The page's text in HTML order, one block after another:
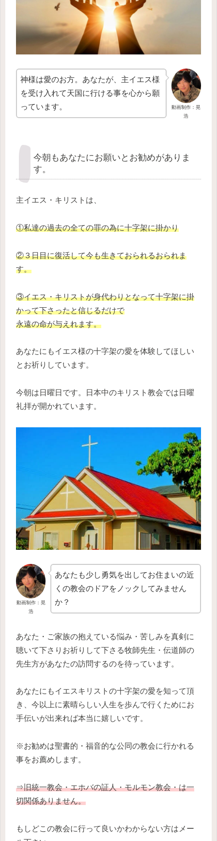
動画制作：晃
浩
神様は愛のお方。あなたが、主イエス様
を受け入れて天国に行ける事を心から願
っています。
今朝もあなたにお願いとお勧めがありま
す。
主イエス・キリストは、
①私達の過去の全ての罪の為に十字架に掛かり
②３日目に復活して今も生きておられるおられま
す。
③イエス・キリストが身代わりとなって十字架に掛
かって下さったと信じるだけで
永遠の命が与えれます。
あなたにもイエス様の十字架の愛を体験してほしい
とお祈りしています。
今朝は日曜日です。日本中のキリスト教会では日曜
礼拝が開かれています。
動画制作：晃
浩
あなたも少し勇気を出してお住まいの近
くの教会のドアをノックしてみません
か？
あなた・ご家族の抱えている悩み・苦しみを真剣に
聴いて下さりお祈りして下さる牧師先生・伝道師の
先生方があなたの訪問するのを待っています。
あなたにもイエスキリストの十字架の愛を知って頂
き、今以上に素晴らしい人生を歩んで行くためにお
手伝いが出来れば本当に嬉しいです。
※お勧めは聖書的・福音的な公同の教会に行かれる
事をお薦めします。
⇒旧統一教会・エホバの証人・モルモン教会・は一
切関係ありません。
もしどこの教会に行って良いかわからない方はメー